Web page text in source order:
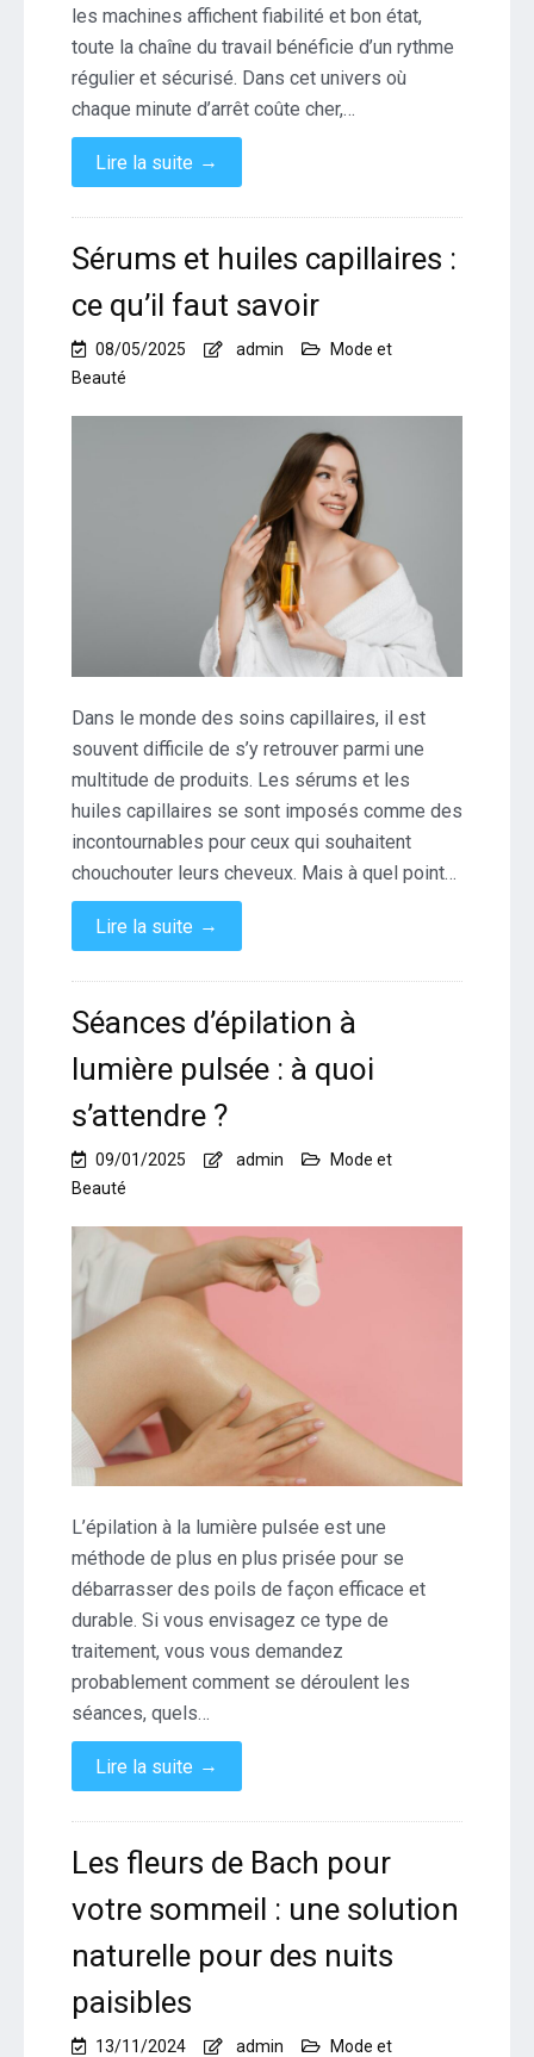
les machines affichent fiabilité et bon état,
toute la chaîne du travail bénéficie d’un rythme
régulier et sécurisé. Dans cet univers où
chaque minute d’arrêt coûte cher,…
Lire la suite →
Sérums et huiles capillaires :
ce qu’il faut savoir
08/05/2025 admin
Mode et
Beauté
Dans le monde des soins capillaires, il est
souvent difficile de s’y retrouver parmi une
multitude de produits. Les sérums et les
huiles capillaires se sont imposés comme des
incontournables pour ceux qui souhaitent
chouchouter leurs cheveux. Mais à quel point…
Lire la suite →
Séances d’épilation à
lumière pulsée : à quoi
s’attendre ?
09/01/2025 admin
Mode et
Beauté
L’épilation à la lumière pulsée est une
méthode de plus en plus prisée pour se
débarrasser des poils de façon efficace et
durable. Si vous envisagez ce type de
traitement, vous vous demandez
probablement comment se déroulent les
séances, quels…
Lire la suite →
Les fleurs de Bach pour
votre sommeil : une solution
naturelle pour des nuits
paisibles
13/11/2024 admin Mode et